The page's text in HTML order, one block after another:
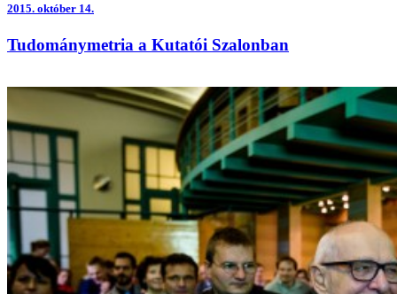
2015. október 14.
Tudománymetria a Kutatói Szalonban